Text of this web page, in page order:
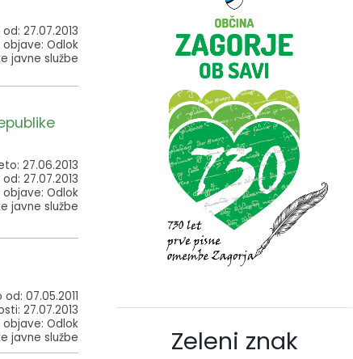
27.07.2013
objave: Odlok
javne službe
27.06.2013
27.07.2013
objave: Odlok
javne službe
07.05.2011
27.07.2013
objave: Odlok
javne službe
Zeleni znak